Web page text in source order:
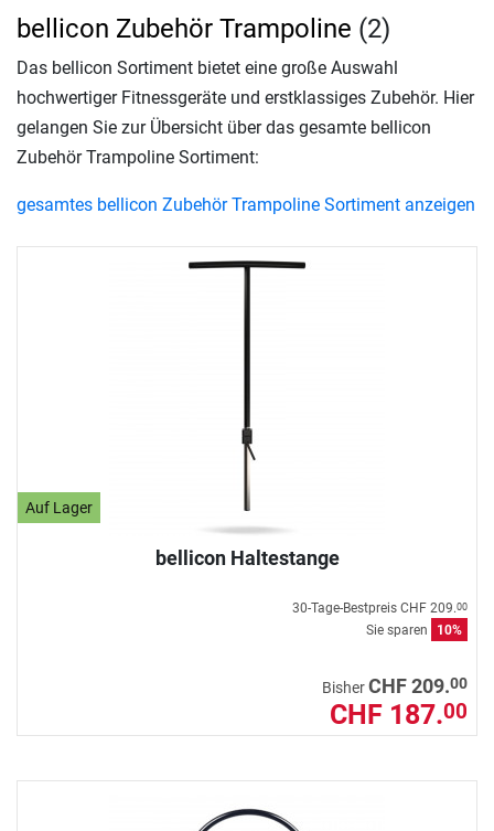
Auf Lager
bellicon Haltestange
30-Tage-Bestpreis CHF 209.00
Sie sparen 10%
BisherCHF 209.00
CHF 187.00
bellicon Zubehör Trampoline (2)
Das bellicon Sortiment bietet eine große Auswahl
hochwertiger Fitnessgeräte und erstklassiges Zubehör. Hier
gelangen Sie zur Übersicht über das gesamte bellicon
Zubehör Trampoline Sortiment:
gesamtes bellicon Zubehör Trampoline Sortiment anzeigen